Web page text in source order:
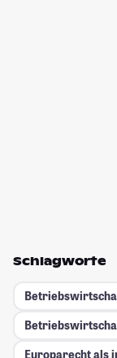
Schlagworte
Europarecht als